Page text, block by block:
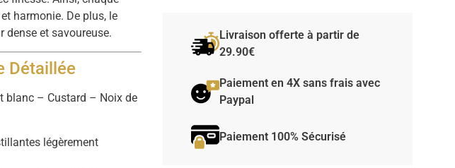
harmonie. De plus, le
dense et savoureuse.
Détaillée
blanc – Custard – Noix de
légèrement
Livraison offerte à partir de
29.90€
Paiement en 4X sans frais avec
Paypal
Paiement 100% Sécurisé